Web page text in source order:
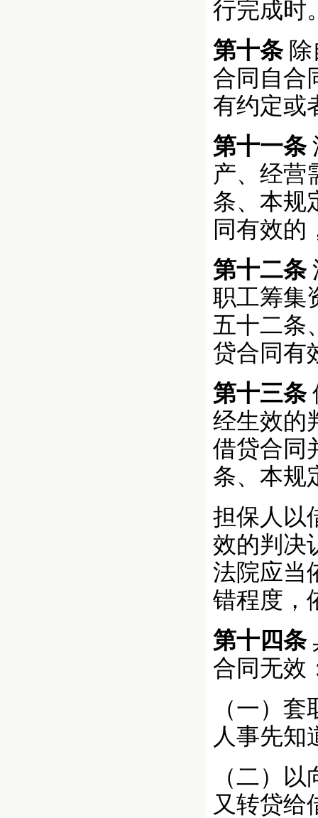
行完成时
第十条除
合同自合
有约定或
第十一条
产、经营
条、本规
同有效的
第十二条
职工筹集
五十二条
贷合同有
第十三条
经生效的
借贷合同
条、本规
担保人以
效的判决
法院应当
错程度，
第十四条
合同无效
（一）
人事先知
（二）
又转贷给